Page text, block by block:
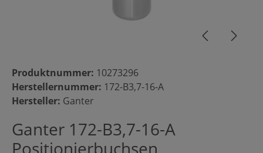
Produktnummer: 10273296
Herstellernummer: 172-B3,7-16-A
Hersteller: Ganter
Ganter 172-B3,7-16-A
Positionierbuchsen